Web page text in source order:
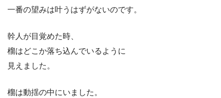
一番の望みは叶うはずがないのです。
幹人が目覚めた時、
榴はどこか落ち込んでいるように
見えました。
榴は動揺の中にいました。